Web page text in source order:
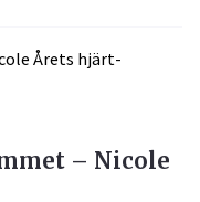
– Nicole